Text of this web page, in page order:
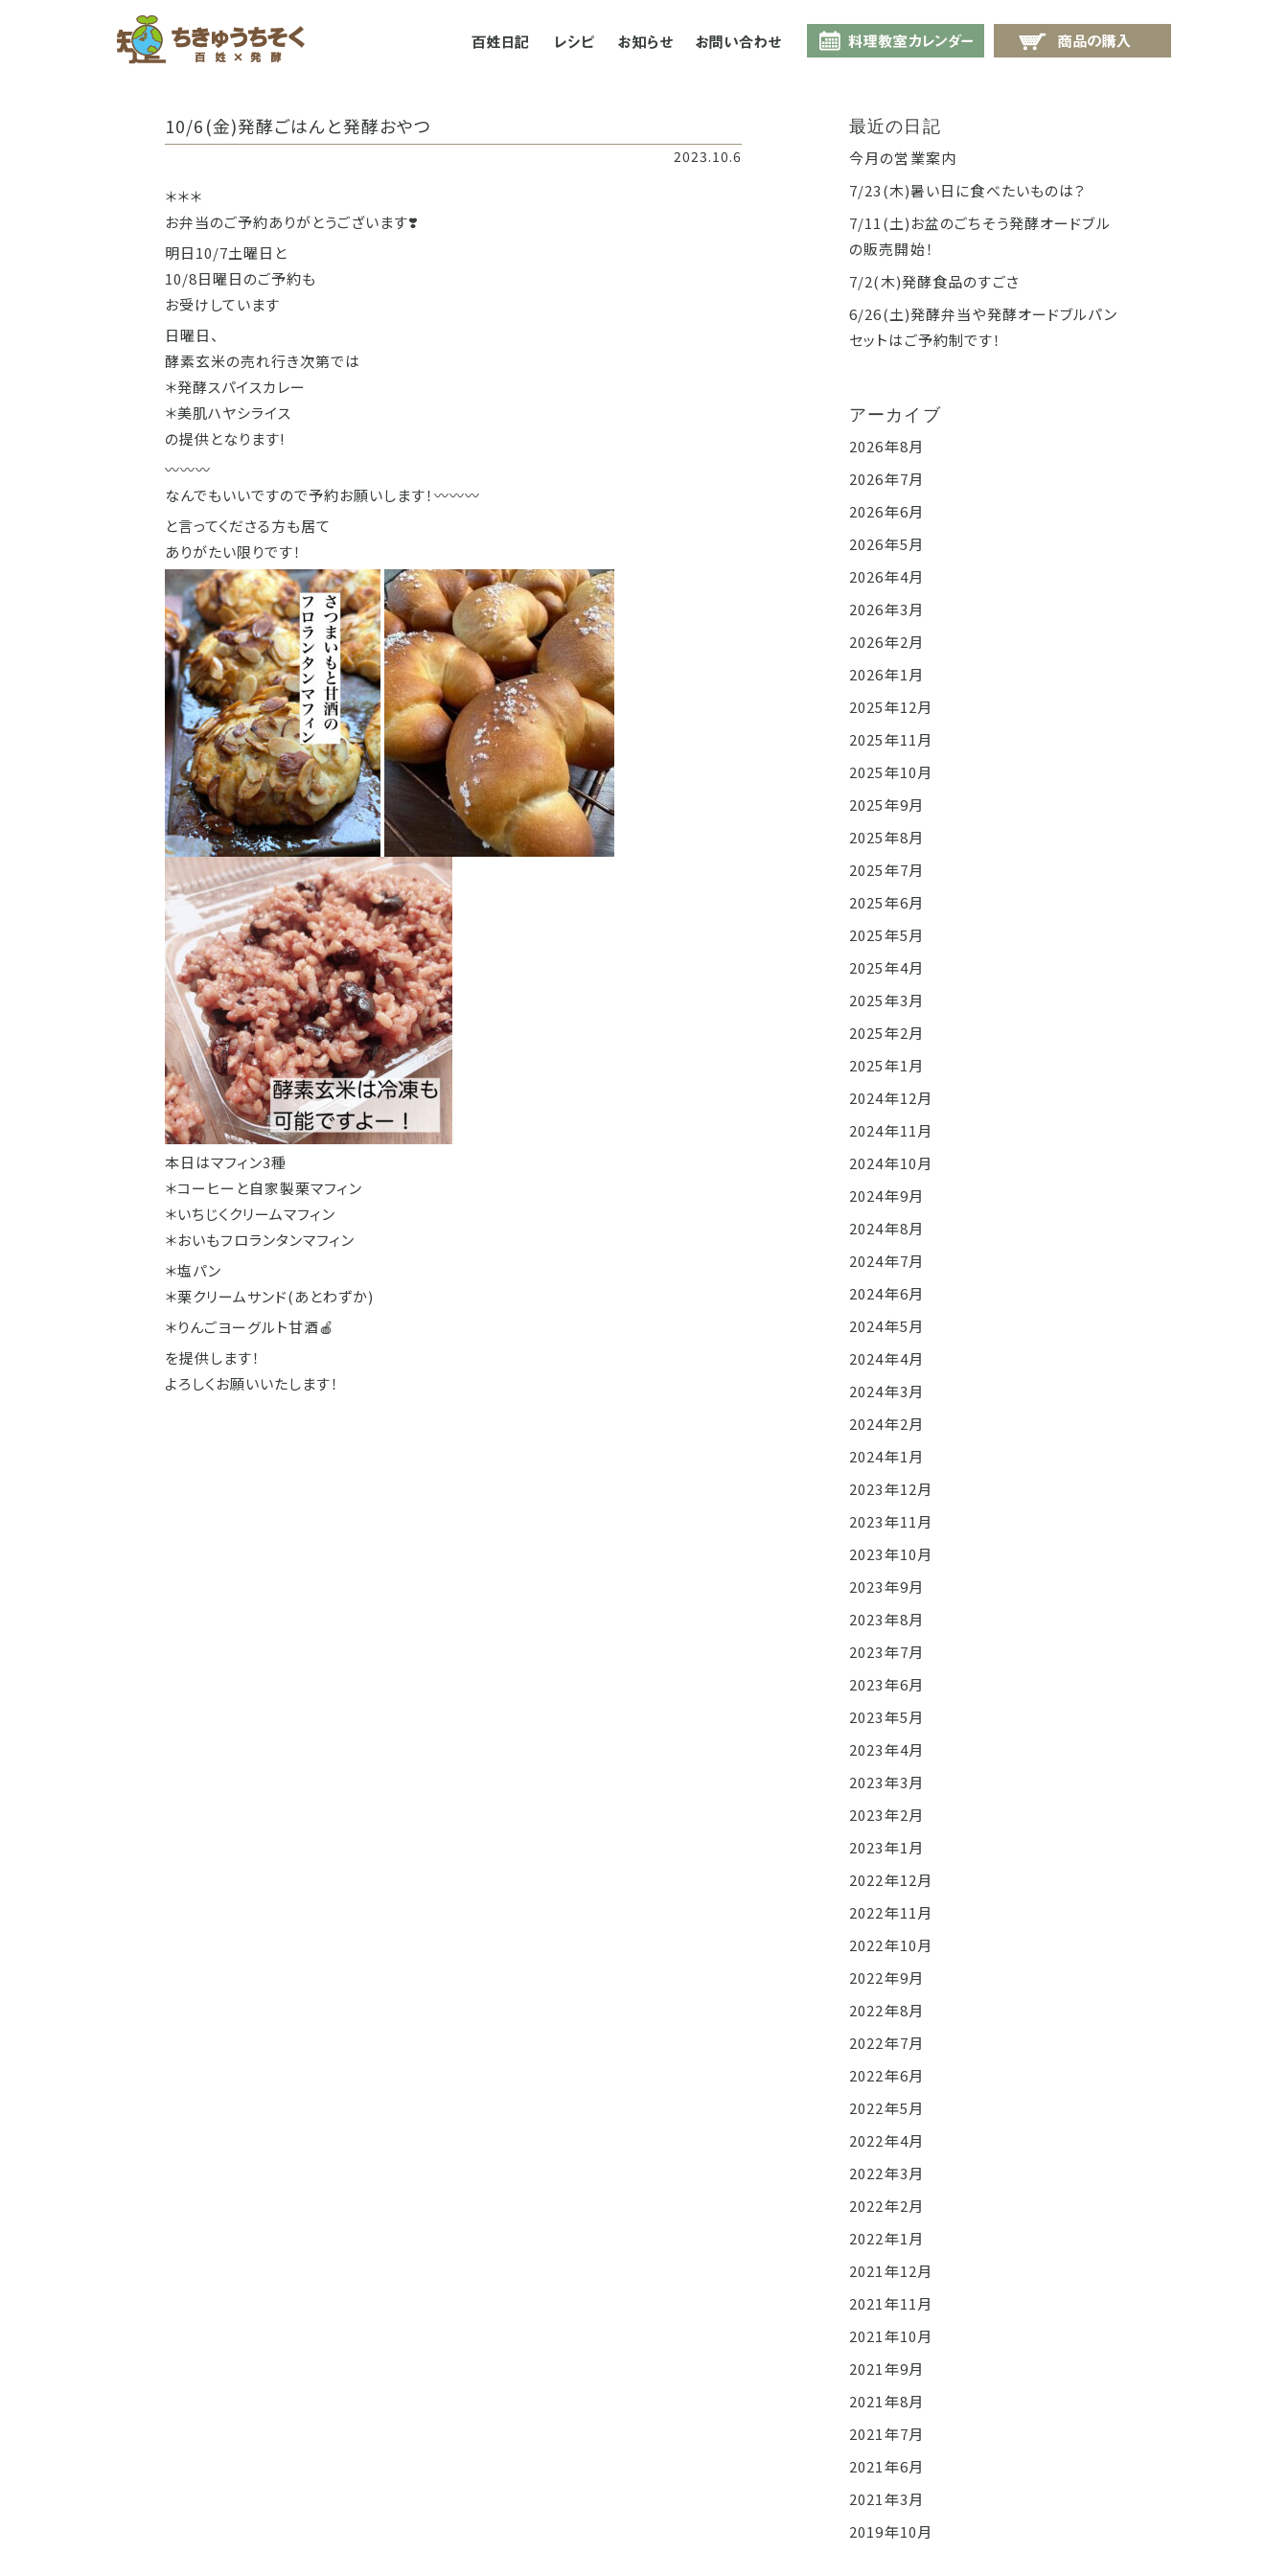
料理教室カレンダー
お問合せ
お知らせ
レシピ
百姓日記
10/6(金)発酵ごはんと発酵おやつ
2023.10.6
＊＊＊
お弁当のご予約ありがとうございます❣️
明日10/7土曜日と
10/8日曜日のご予約も
お受けしています
日曜日、
酵素玄米の売れ行き次第では
＊発酵スパイスカレー
＊美肌ハヤシライス
の提供となります!
〰️〰️〰️
なんでもいいですので予約お願いします！〰️〰️〰️
と言ってくださる方も居て
ありがたい限りです！
本日はマフィン3種
＊コーヒーと自家製栗マフィン
＊いちじくクリームマフィン
＊おいもフロランタンマフィン
＊塩パン
＊栗クリームサンド(あとわずか)
＊りんごヨーグルト甘酒🍎
を提供します！
よろしくお願いいたします！
最近の日記
今月の営業案内
7/23(木)暑い日に食べたいものは？
7/11(土)お盆のごちそう発酵オードブル
の販売開始！
7/2(木)発酵食品のすごさ
6/26(土)発酵弁当や発酵オードブルパン
セットはご予約制です！
アーカイブ
2026年8月
2026年7月
2026年6月
2026年5月
2026年4月
2026年3月
2026年2月
2026年1月
2025年12月
2025年11月
2025年10月
2025年9月
2025年8月
2025年7月
2025年6月
2025年5月
2025年4月
2025年3月
2025年2月
2025年1月
2024年12月
2024年11月
2024年10月
2024年9月
2024年8月
2024年7月
2024年6月
2024年5月
2024年4月
2024年3月
2024年2月
2024年1月
2023年12月
2023年11月
2023年10月
2023年9月
2023年8月
2023年7月
2023年6月
2023年5月
2023年4月
2023年3月
2023年2月
2023年1月
2022年12月
2022年11月
2022年10月
2022年9月
2022年8月
2022年7月
2022年6月
2022年5月
2022年4月
2022年3月
2022年2月
2022年1月
2021年12月
2021年11月
2021年10月
2021年9月
2021年8月
2021年7月
2021年6月
2021年3月
2019年10月